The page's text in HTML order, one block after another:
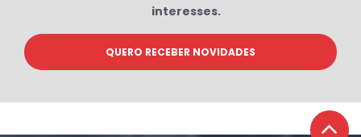
interesses.